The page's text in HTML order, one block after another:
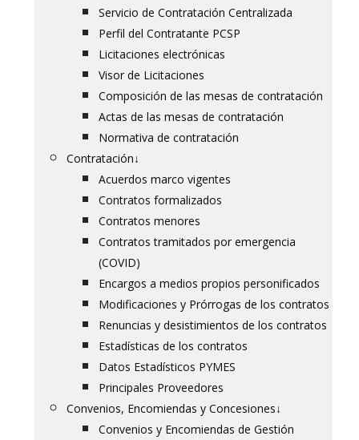
Servicio de Contratación Centralizada
Perfil del Contratante PCSP
Licitaciones electrónicas
Visor de Licitaciones
Composición de las mesas de contratación
Actas de las mesas de contratación
Normativa de contratación
Contratación↓
Acuerdos marco vigentes
Contratos formalizados
Contratos menores
Contratos tramitados por emergencia
(COVID)
Encargos a medios propios personificados
Modificaciones y Prórrogas de los contratos
Renuncias y desistimientos de los contratos
Estadísticas de los contratos
Datos Estadísticos PYMES
Principales Proveedores
Convenios, Encomiendas y Concesiones↓
Convenios y Encomiendas de Gestión